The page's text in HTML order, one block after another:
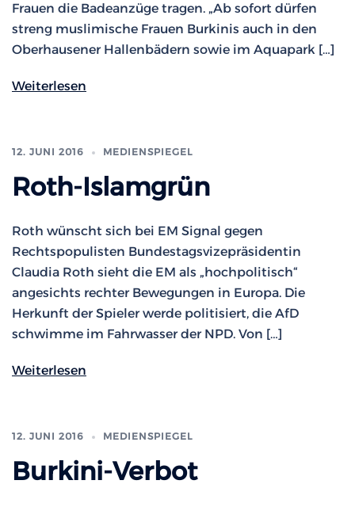
Frauen die Badeanzüge tragen. „Ab sofort dürfen
streng muslimische Frauen Burkinis auch in den
Oberhausener Hallenbädern sowie im Aquapark […]
Weiterlesen
12. JUNI 2016 MEDIENSPIEGEL
Roth-Islamgrün
Roth wünscht sich bei EM Signal gegen
Rechtspopulisten Bundestagsvizepräsidentin
Claudia Roth sieht die EM als „hochpolitisch“
angesichts rechter Bewegungen in Europa. Die
Herkunft der Spieler werde politisiert, die AfD
schwimme im Fahrwasser der NPD. Von […]
Weiterlesen
12. JUNI 2016 MEDIENSPIEGEL
Burkini-Verbot